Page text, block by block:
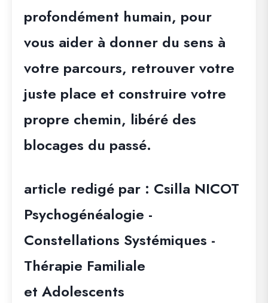
profondément humain, pour
vous aider à donner du sens à
votre parcours, retrouver votre
juste place et construire votre
propre chemin, libéré des
blocages du passé.
article redigé par : Csilla NICOT
Psychogénéalogie -
Constellations Systémiques -
Thérapie Familiale
et Adolescents